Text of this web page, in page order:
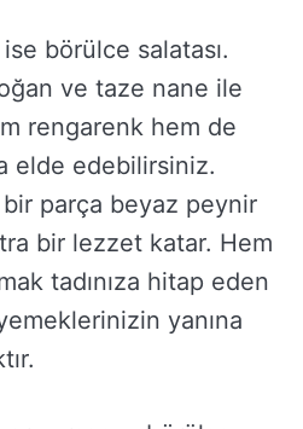
börülce salatası.
ve taze nane ile
rengarenk hem de
elde edebilirsiniz.
parça beyaz peynir
bir lezzet katar. Hem
tadınıza hitap eden
yanına